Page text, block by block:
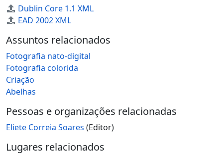
Dublin Core 1.1 XML
EAD 2002 XML
Assuntos relacionados
Fotografia nato-digital
Fotografia colorida
Criação
Abelhas
Pessoas e organizações relacionadas
Eliete Correia Soares (Editor)
Lugares relacionados